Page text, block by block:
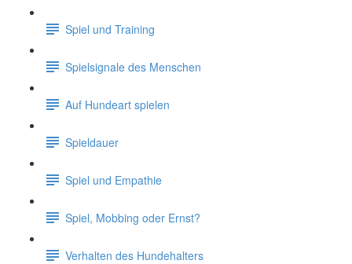
Spiel und Training
Spielsignale des Menschen
Auf Hundeart spielen
Spieldauer
Spiel und Empathie
Spiel, Mobbing oder Ernst?
Verhalten des Hundehalters